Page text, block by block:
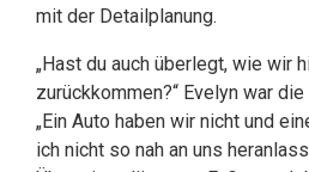
mit der Detailplanung.
„Hast du auch überlegt, wie wir
zurückkommen?“ Evelyn war
„Ein Auto haben wir nicht und
ich nicht so nah an uns